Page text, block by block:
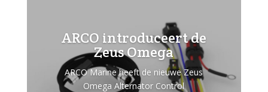
ARCO introduceert de
Zeus Omega
ARCO Marine heeft de nieuwe Zeus
Omega Alternator Control